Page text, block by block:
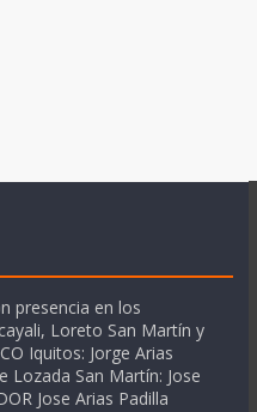
presencia en los
Loreto San Martín y
Iquitos: Jorge Arias
Lozada San Martín: Jose
Jose Arias Padilla